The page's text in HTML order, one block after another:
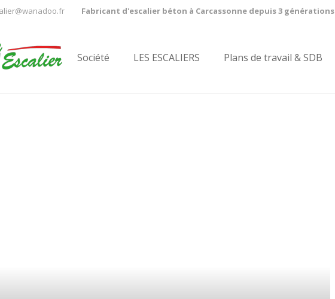
Fabricant d'escalier béton à Carcassonne depuis 3 générations
Société LES ESCALIERS Plans de travail & SDB